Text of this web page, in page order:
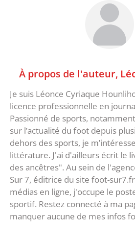
À propos de l'auteur,
Je suis Léonce Cyriaque
licence professionnelle en
Passionné de sports,
sur l’actualité du foot depuis
dehors des sports, je
littérature. J'ai d'ailleurs écrit le
des ancêtres". Au sein de
Sur 7, éditrice du site foot-
médias en ligne, j'occupe le
sportif. Restez connecté à ma
manquer aucune de mes infos